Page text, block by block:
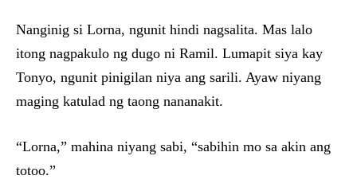
Nanginig si Lorna, ngunit hindi nagsalita. Mas lalo
itong nagpakulo ng dugo ni Ramil. Lumapit siya kay
Tonyo, ngunit pinigilan niya ang sarili. Ayaw niyang
maging katulad ng taong nananakit.
“Lorna,” mahina niyang sabi, “sabihin mo sa akin ang
totoo.”